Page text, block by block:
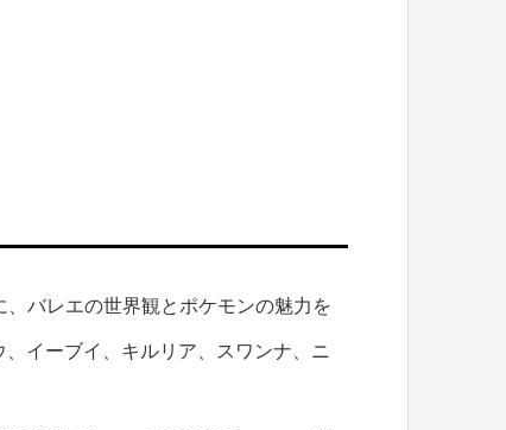
、バレエの世界観とポケモンの魅力を
イーブイ、キルリア、スワンナ、ニ